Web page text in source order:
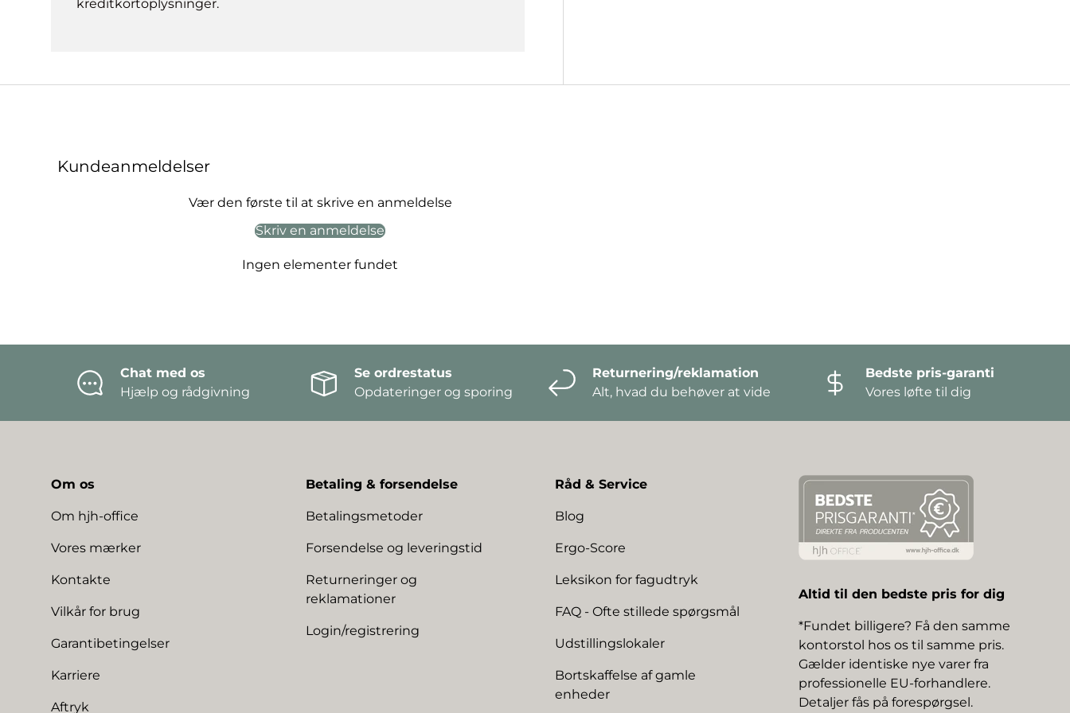
kreditkortoplysninger.
Kundeanmeldelser
Vær den første til at skrive en anmeldelse
Skriv en anmeldelse
Ingen elementer fundet
Chat med os
Hjælp og rådgivning
Se ordrestatus
Opdateringer og sporing
Returnering/reklamation
Alt, hvad du behøver at vide
Bedste pris-garanti
Vores løfte til dig
Om os
Om hjh-office
Vores mærker
Kontakte
Vilkår for brug
Garantibetingelser
Karriere
Aftryk
Betaling & forsendelse
Betalingsmetoder
Forsendelse og leveringstid
Returneringer og
reklamationer
Login/registrering
Råd & Service
Blog
Ergo-Score
Leksikon for fagudtryk
FAQ - Ofte stillede spørgsmål
Udstillingslokaler
Bortskaffelse af gamle
enheder
Altid til den bedste pris for dig
*Fundet billigere? Få den samme
kontorstol hos os til samme pris.
Gælder identiske nye varer fra
professionelle EU-forhandlere.
Detaljer fås på forespørgsel.